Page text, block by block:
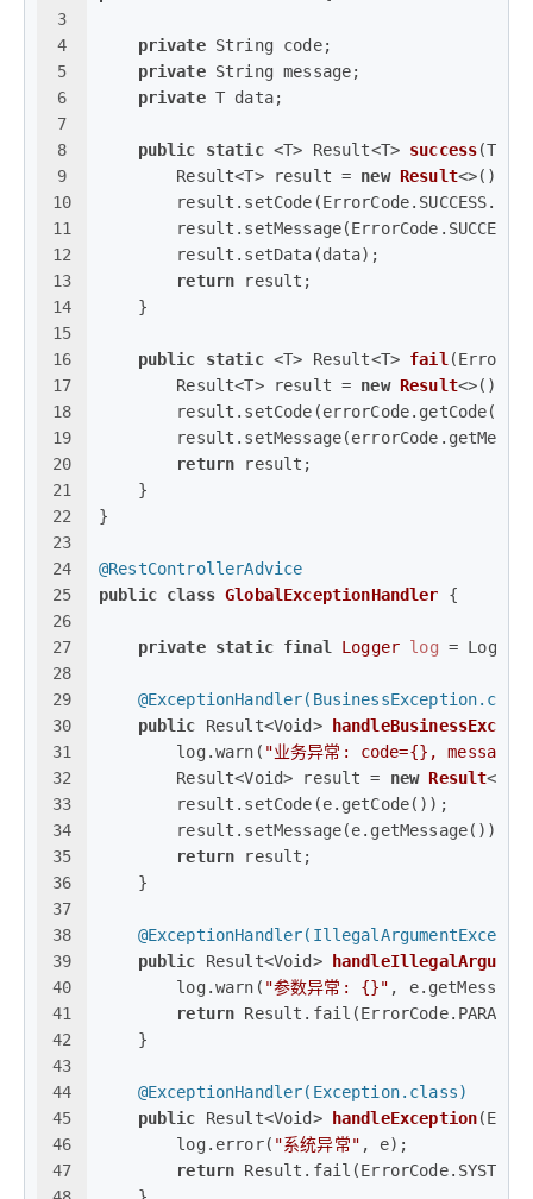
3
4
5
6
7
8
9
10
11
12
13
14
15
16
17
18
19
20
21
22
23
24
25
26
27
28
29
30
31
32
33
34
35
36
37
38
39
40
41
42
43
44
45
46
47
private String code;
private String message;
private T data;
public static <T> Result<T> success(T
        Result<T> result =
new Result<>();
        result.setData(data);
return result;
    }
public static <T> Result<T> fail
        Result<T> result =
new Result<>();
        result.setCode(errorCode.getCode());
return result;
    }
}
@RestControllerAdvice
public class GlobalExceptionHandler {
private static final Logger log =
public Result<Void>
        log.warn(
"业务异常: code={},
        Result<Void> result =
new Result
        result.setCode(e.getCode());
        result.setMessage(e.getMessage());
return result;
    }
public Result<Void>
        log.warn(
"参数异常: {}" ,
return
    }
@ExceptionHandler(Exception.class)
public Result<Void> handleException
        log.error(
"系统异常" , e);
return